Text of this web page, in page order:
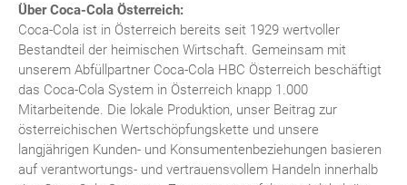
Über Coca-Cola Österreich:
Coca-Cola ist in Österreich bereits seit 1929 wertvoller
Bestandteil der heimischen Wirtschaft. Gemeinsam mit
unserem Abfüllpartner Coca-Cola HBC Österreich beschäftigt
das Coca-Cola System in Österreich knapp 1.000
Mitarbeitende. Die lokale Produktion, unser Beitrag zur
österreichischen Wertschöpfungskette und unsere
langjährigen Kunden- und Konsumentenbeziehungen basieren
auf verantwortungs- und vertrauensvollem Handeln innerhalb